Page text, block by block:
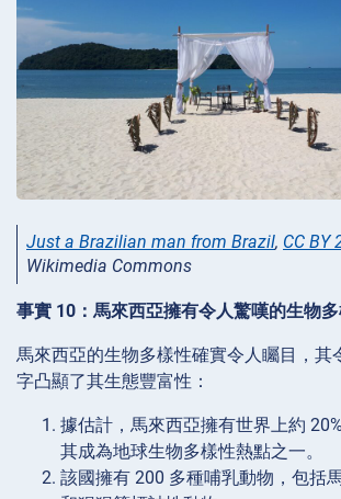
Just a Brazilian man from Brazil, CC BY
Wikimedia Commons
事實 10：馬來西亞擁有令人驚嘆的生物
馬來西亞的生物多樣性確實令人矚目，其
字凸顯了其生態豐富性：
據估計，馬來西亞擁有世界上約
其成為地球生物多樣性熱點之一。
該國擁有 200 多種哺乳動物，包括